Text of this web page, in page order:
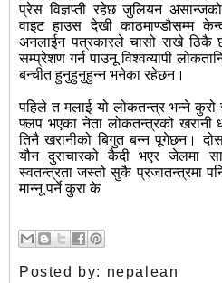
प्रेस विज्ञप्ती रहेछ जुलियन
वाइट हाउस देखी काठमाण्डौसम्म
अनलाईन पत्रकारले चासो राखे ठिकै
सम्प्रेशण गर्न पाउनू विश्वव्यापी
बन्चीत हुनुहुनुहुन्न भनेका रहेछन।
पहिले त मलाई यो लोकतन्त्र भन्ने कुरो
फ्लप भएका नेता लोकतन्त्रको खरानी
तिनै खरानीको बिगुत बन्न पूगेछन।
यौन दुराचारको कैदी भएर
स्वतन्त्रता जस्तो सुकै प्रजातन्त्रमा
मान्नू पर्ने कुरा के
Posted by: nepalean